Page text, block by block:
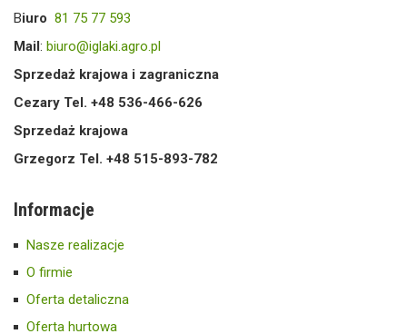
Biuro 81 75 77 593
Mail: biuro@iglaki.agro.pl
Sprzedaż krajowa i zagraniczna
Cezary Tel. +48 536-466-626
Sprzedaż krajowa
Grzegorz Tel. +48 515-893-782
Informacje
Nasze realizacje
O firmie
Oferta detaliczna
Oferta hurtowa